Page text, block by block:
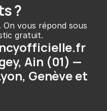
?
vous répond sous
gratuit.
Ain (01) —
Genève et